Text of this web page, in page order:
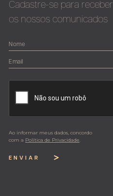
Cadastre-se para receber
os nossos comunicados
Ao informar meus dados, concordo
com a Política de Privacidade.
ENVIAR